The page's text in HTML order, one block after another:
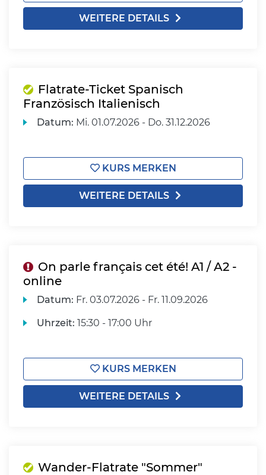
WEITERE DETAILS
Flatrate-Ticket Spanisch
Französisch Italienisch
Datum: Mi. 01.07.2026 - Do. 31.12.2026
KURS MERKEN
WEITERE DETAILS
On parle français cet été! A1 / A2 -
online
Datum: Fr. 03.07.2026 - Fr. 11.09.2026
Uhrzeit: 15:30 - 17:00 Uhr
KURS MERKEN
WEITERE DETAILS
Wander-Flatrate "Sommer"